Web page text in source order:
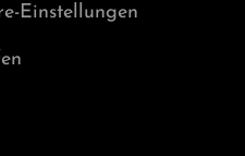
Einstellungen